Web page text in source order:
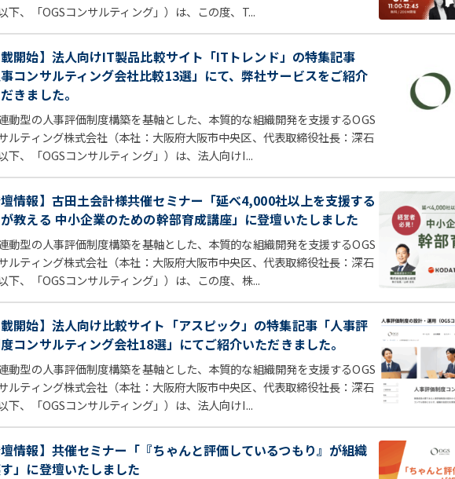
下、「OGSコンサルティング」）は、この度、T...
載開始】法人向けIT製品比較サイト「ITトレンド」の特集記事
事コンサルティング会社比較13選」にて、弊社サービスをご紹介
きました。
動型の人事評価制度構築を基軸とした、本質的な組織開発を支援するOGS
ルティング株式会社（本社：大阪府大阪市中央区、代表取締役社長：深石
下、「OGSコンサルティング」）は、法人向けI...
壇情報】古田土会計様共催セミナー「延べ4,000社以上を支援する
教える 中小企業のための幹部育成講座」に登壇いたしました
動型の人事評価制度構築を基軸とした、本質的な組織開発を支援するOGS
ルティング株式会社（本社：大阪府大阪市中央区、代表取締役社長：深石
下、「OGSコンサルティング」）は、この度、株...
載開始】法人向け比較サイト「アスピック」の特集記事「人事評
コンサルティング会社18選」にてご紹介いただきました。
動型の人事評価制度構築を基軸とした、本質的な組織開発を支援するOGS
ルティング株式会社（本社：大阪府大阪市中央区、代表取締役社長：深石
下、「OGSコンサルティング」）は、法人向けI...
壇情報】共催セミナー「『ちゃんと評価しているつもり』が組織
」に登壇いたしました